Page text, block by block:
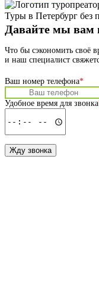
Туры в Петербург без
Давайте мы вам
Что бы сэкономить своё
и наш специалист
Ваш номер телефона*
Удобное время для звонка
Жду звонка